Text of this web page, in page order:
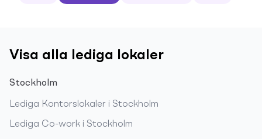
Visa alla lediga lokaler
Stockholm
Lediga Kontorslokaler i Stockholm
Lediga Co-work i Stockholm